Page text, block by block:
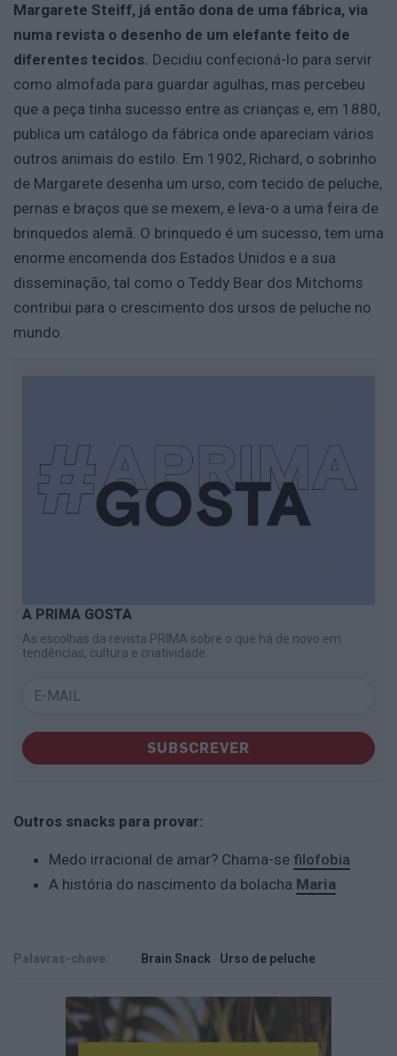
Margarete Steiff, já então dona de uma fábrica, via
numa revista o desenho de um elefante feito de
diferentes tecidos. Decidiu confecioná-lo para servir
como almofada para guardar agulhas, mas percebeu
que a peça tinha sucesso entre as crianças e, em 1880,
publica um catálogo da fábrica onde apareciam vários
outros animais do estilo. Em 1902, Richard, o sobrinho
de Margarete desenha um urso, com tecido de peluche,
pernas e braços que se mexem, e leva-o a uma feira de
brinquedos alemã. O brinquedo é um sucesso, tem uma
enorme encomenda dos Estados Unidos e a sua
disseminação, tal como o Teddy Bear dos Mitchoms
contribui para o crescimento dos ursos de peluche no
mundo.
A PRIMA GOSTA
As escolhas da revista PRIMA sobre o que há de novo em
tendências, cultura e criatividade.
SUBSCREVER
Outros snacks para provar:
Medo irracional de amar? Chama-se filofobia
A história do nascimento da bolacha Maria
Palavras-chave: Brain Snack Urso de peluche